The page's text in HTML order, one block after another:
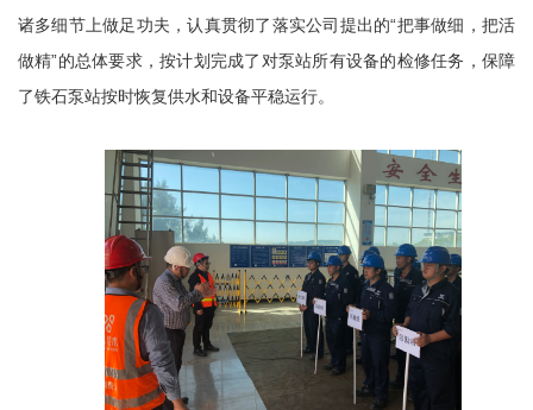
诸多细节上做足功夫，认真贯彻了落实公司提出的“把事做细，把活
做精”的总体要求，按计划完成了对泵站所有设备的检修任务，保障
了铁石泵站按时恢复供水和设备平稳运行。